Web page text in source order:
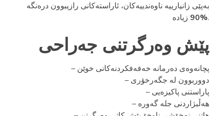
بەپێی زانیارییە ناوەندییەکان، ئاراستەکانی رازیبوون درەنگە
%90زیادە.
پێش وەرگرتنی جەراحی
– پچانەوەی دەرمانە خەفەفکردنەکانی خوێن
– دووربوون لە جگەرخۆری
– پاراستنی پاکیزەیی
– هەڵبژاردنی جلە گەورە